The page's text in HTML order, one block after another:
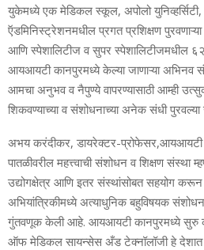
युकेमध्ये एक मेडिकल स्कूल, अपोलो युनिव्हर्सिटी,
ऍडमिनिस्ट्रेशनमधील प्रगत प्रशिक्षण
आणि स्पेशालिटीज व सुपर स्पेशालिटीजमधील
आयआयटी कानपुरमध्ये केल्या जाणाऱ्या अभिनव
आमचा अनुभव व नैपुण्ये वापरण्यासाठी आम्ही
शिकवण्याच्या व संशोधनाच्या अनेक संधी पुरवल्या
अभय करंदीकर, डायरेक्टर-प्रोफेसर,आयआयटी
पातळीवरील महत्त्वाची संशोधन व शिक्षण
उद्योगक्षेत्र आणि इतर संस्थांसोबत सहयोग करून
अभियांत्रिकीमध्ये अत्याधुनिक बहुविषयक
गुंतवणूक केली आहे. आयआयटी कानपुरमध्ये सुरु
ऑफ मेडिकल सायन्सेस अँड टेक्नॉलॉजी हे